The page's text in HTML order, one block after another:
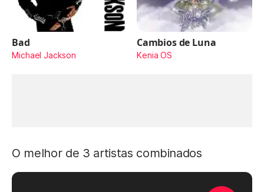
Bad
Michael Jackson
Cambios de Luna
Kenia OS
O melhor de 3 artistas combinados